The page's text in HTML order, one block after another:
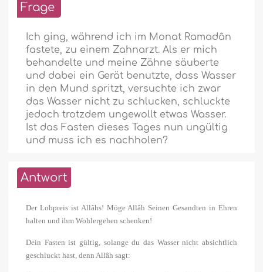
Frage
Ich ging, während ich im Monat Ramadân
fastete, zu einem Zahnarzt. Als er mich
behandelte und meine Zähne säuberte
und dabei ein Gerät benutzte, dass Wasser
in den Mund spritzt, versuchte ich zwar
das Wasser nicht zu schlucken, schluckte
jedoch trotzdem ungewollt etwas Wasser.
Ist das Fasten dieses Tages nun ungültig
und muss ich es nachholen?
Antwort
Der Lobpreis ist Allâhs! Möge Allâh Seinen Gesandten in Ehren
halten und ihm Wohlergehen schenken!
Dein Fasten ist gültig, solange du das Wasser nicht absichtlich
geschluckt hast, denn Allâh sagt: